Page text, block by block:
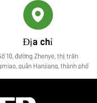
Địa chỉ
10, đường Zhenye, thị trấn
quận Hanjiang, thành phố